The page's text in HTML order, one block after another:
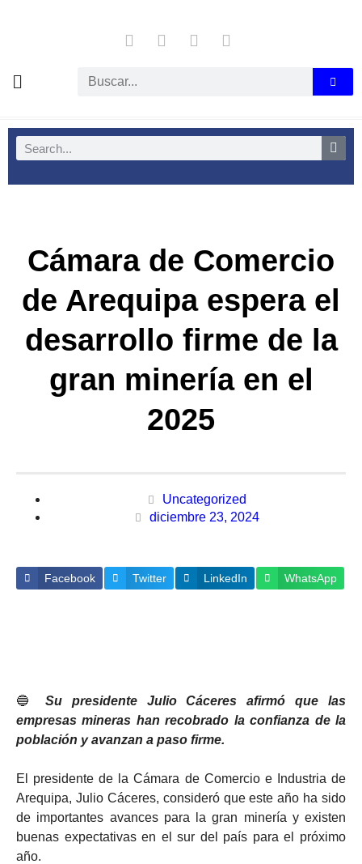
Cámara de Comercio
de Arequipa espera el
desarrollo firme de la
gran minería en el
2025
Uncategorized
diciembre 23, 2024
Facebook Twitter LinkedIn WhatsApp
🔵 Su presidente Julio Cáceres afirmó que las
empresas mineras han recobrado la confianza de la
población y avanzan a paso firme.
El presidente de la Cámara de Comercio e Industria de
Arequipa, Julio Cáceres, consideró que este año ha sido
de importantes avances para la gran minería y existen
buenas expectativas en el sur del país para el próximo
año.